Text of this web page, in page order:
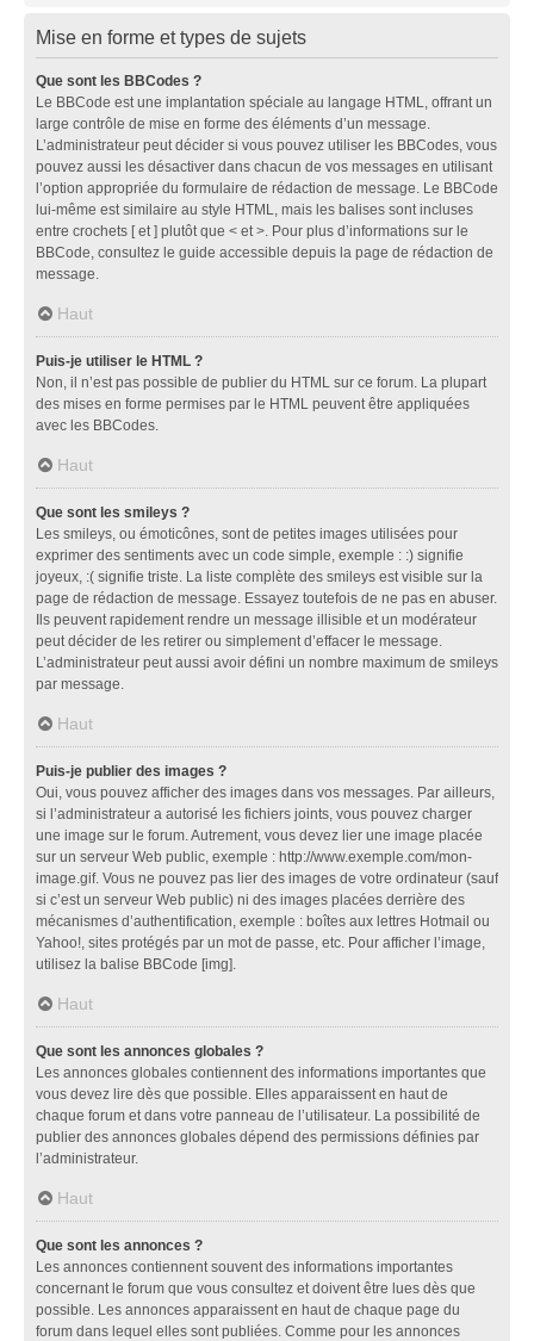
Mise en forme et types de sujets
Que sont les BBCodes ?
Le BBCode est une implantation spéciale au langage HTML, offrant un
large contrôle de mise en forme des éléments d’un message.
L’administrateur peut décider si vous pouvez utiliser les BBCodes, vous
pouvez aussi les désactiver dans chacun de vos messages en utilisant
l’option appropriée du formulaire de rédaction de message. Le BBCode
lui-même est similaire au style HTML, mais les balises sont incluses
entre crochets [ et ] plutôt que < et >. Pour plus d’informations sur le
BBCode, consultez le guide accessible depuis la page de rédaction de
message.
Haut
Puis-je utiliser le HTML ?
Non, il n’est pas possible de publier du HTML sur ce forum. La plupart
des mises en forme permises par le HTML peuvent être appliquées
avec les BBCodes.
Haut
Que sont les smileys ?
Les smileys, ou émoticônes, sont de petites images utilisées pour
exprimer des sentiments avec un code simple, exemple : :) signifie
joyeux, :( signifie triste. La liste complète des smileys est visible sur la
page de rédaction de message. Essayez toutefois de ne pas en abuser.
Ils peuvent rapidement rendre un message illisible et un modérateur
peut décider de les retirer ou simplement d’effacer le message.
L’administrateur peut aussi avoir défini un nombre maximum de smileys
par message.
Haut
Puis-je publier des images ?
Oui, vous pouvez afficher des images dans vos messages. Par ailleurs,
si l’administrateur a autorisé les fichiers joints, vous pouvez charger
une image sur le forum. Autrement, vous devez lier une image placée
sur un serveur Web public, exemple : http://www.exemple.com/mon-
image.gif. Vous ne pouvez pas lier des images de votre ordinateur (sauf
si c’est un serveur Web public) ni des images placées derrière des
mécanismes d’authentification, exemple : boîtes aux lettres Hotmail ou
Yahoo!, sites protégés par un mot de passe, etc. Pour afficher l’image,
utilisez la balise BBCode [img].
Haut
Que sont les annonces globales ?
Les annonces globales contiennent des informations importantes que
vous devez lire dès que possible. Elles apparaissent en haut de
chaque forum et dans votre panneau de l’utilisateur. La possibilité de
publier des annonces globales dépend des permissions définies par
l’administrateur.
Haut
Que sont les annonces ?
Les annonces contiennent souvent des informations importantes
concernant le forum que vous consultez et doivent être lues dès que
possible. Les annonces apparaissent en haut de chaque page du
forum dans lequel elles sont publiées. Comme pour les annonces